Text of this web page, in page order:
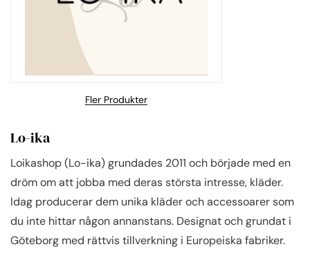
Fler Produkter
Lo-ika
Loikashop (Lo-ika) grundades 2011 och började med en
dröm om att jobba med deras största intresse, kläder.
Idag producerar dem unika kläder och accessoarer som
du inte hittar någon annanstans. Designat och grundat i
Göteborg med rättvis tillverkning i Europeiska fabriker.